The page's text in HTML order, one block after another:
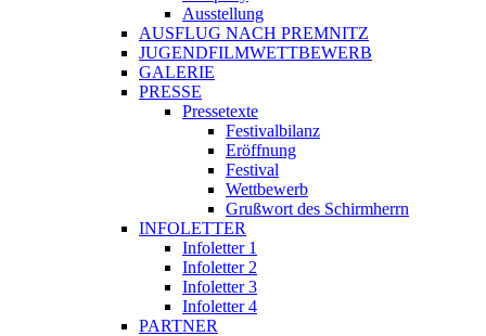
Ausstellung
AUSFLUG NACH PREMNITZ
JUGENDFILMWETTBEWERB
GALERIE
PRESSE
Pressetexte
Festivalbilanz
Eröffnung
Festival
Wettbewerb
Grußwort des Schirmherrn
INFOLETTER
Infoletter 1
Infoletter 2
Infoletter 3
Infoletter 4
PARTNER